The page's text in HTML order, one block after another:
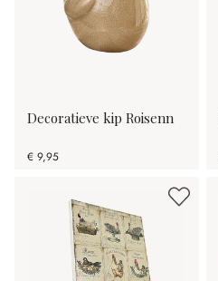
Decoratieve kip Roisenn
€ 9,95